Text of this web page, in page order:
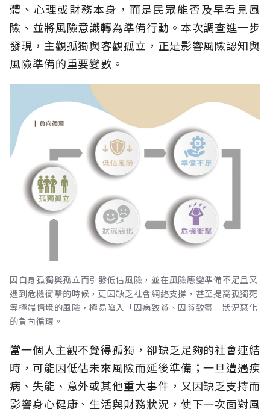
體、心理或財務本身，而是民眾能否及早看見風
險、並將風險意識轉為準備行動。本次調查進一步
發現，主觀孤獨與客觀孤立，正是影響風險認知與
風險準備的重要變數。
因自身孤獨與孤立而引發低估風險，並在風險應變準備不足且又
遇到危機衝擊的時候，更因缺乏社會網絡支撐，甚至提高孤獨死
等極端情境的風險，極易陷入「因病致貧、因貧致鬱」狀況惡化
的負向循環。
當一個人主觀不覺得孤獨，卻缺乏足夠的社會連結
時，可能因低估未來風險而延後準備；一旦遭遇疾
病、失能、意外或其他重大事件，又因缺乏支持而
影響身心健康、生活與財務狀況，使下一次面對風